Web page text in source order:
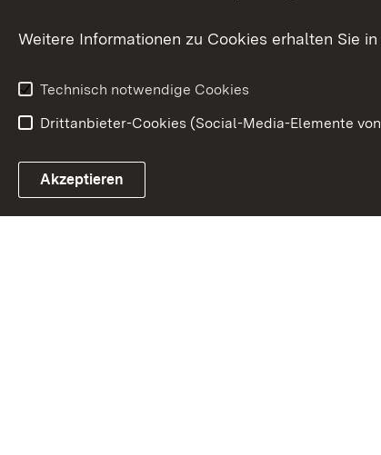
Link zum Landesportal
Weitere Informationen zu Cookies erhalten Sie
Technisch notwendige Cookies
Drittanbieter-Cookies (Social-Media-Elemente
Akzeptieren